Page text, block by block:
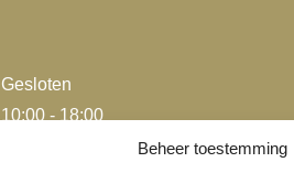
Beheer toestemming
Gesloten
10:00 - 18:00